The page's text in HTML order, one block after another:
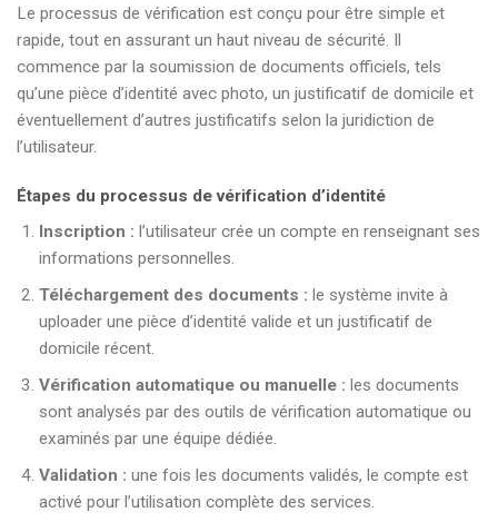
Le processus de vérification est conçu pour être simple et
rapide, tout en assurant un haut niveau de sécurité. Il
commence par la soumission de documents officiels, tels
qu’une pièce d’identité avec photo, un justificatif de domicile et
éventuellement d’autres justificatifs selon la juridiction de
l’utilisateur.
Étapes du processus de vérification d’identité
Inscription : l’utilisateur crée un compte en renseignant ses
informations personnelles.
Téléchargement des documents : le système invite à
uploader une pièce d’identité valide et un justificatif de
domicile récent.
Vérification automatique ou manuelle : les documents
sont analysés par des outils de vérification automatique ou
examinés par une équipe dédiée.
Validation : une fois les documents validés, le compte est
activé pour l’utilisation complète des services.